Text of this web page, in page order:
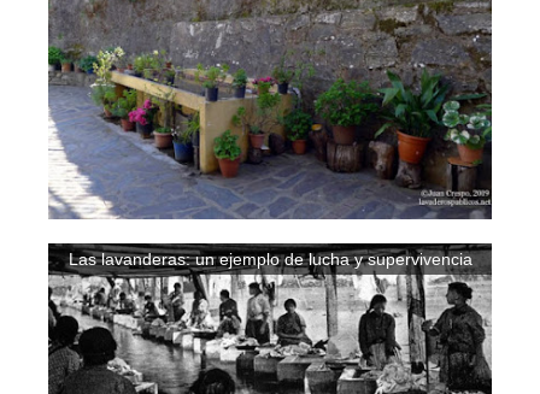
Las lavanderas: un ejemplo de lucha y supervivencia